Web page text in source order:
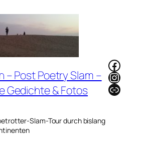
– Post Poetry Slam –
Gedichte & Fotos
Slam-Tour durch bislang
Link